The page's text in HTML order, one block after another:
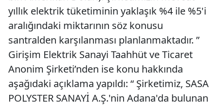
yıllık elektrik tüketiminin yaklaşık %4 ile %5'i
aralığındaki miktarının söz konusu
santralden karşılanması planlanmaktadır. ”
Girişim Elektrik Sanayi Taahhüt ve Ticaret
Anonim Şirketi’nden ise konu hakkında
aşağıdaki açıklama yapıldı: “ Şirketimiz, SASA
POLYSTER SANAYİ A.Ş.'nin Adana'da bulunan